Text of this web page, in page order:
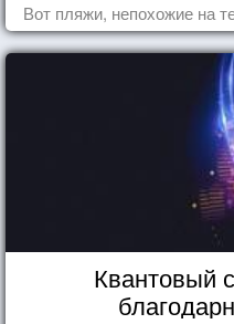
Вот пляжи, непохожие на
Квантовый